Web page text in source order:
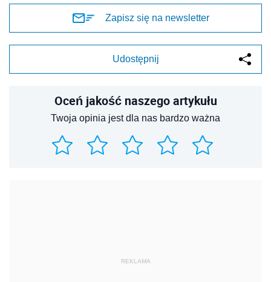
Zapisz się na newsletter
Udostępnij
Oceń jakość naszego artykułu
Twoja opinia jest dla nas bardzo ważna
REKLAMA